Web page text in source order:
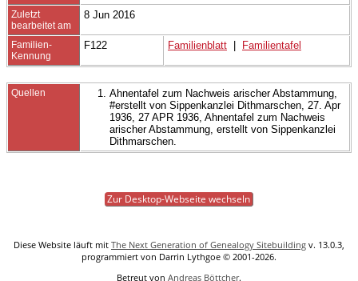
Zuletzt
bearbeitet am
8 Jun 2016
Familien-
Kennung
F122 Familienblatt Familientafel
Quellen
Ahnentafel zum Nachweis arischer Abstammung,
#erstellt von Sippenkanzlei Dithmarschen, 27. Apr
1936, 27 APR 1936, Ahnentafel zum Nachweis
arischer Abstammung, erstellt von Sippenkanzlei
Dithmarschen.
Zur Desktop-Webseite wechseln
Diese Website läuft mit The Next Generation of Genealogy Sitebuilding v. 13.0.3,
programmiert von Darrin Lythgoe © 2001-2026.
Betreut von Andreas Böttcher.